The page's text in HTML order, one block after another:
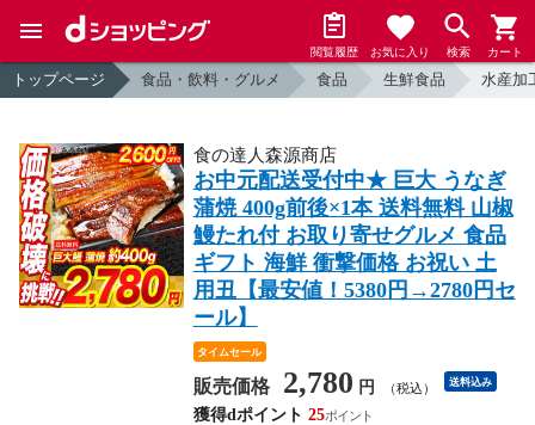
閲覧履歴 お気に入り 検索 カート
トップページ 食品・飲料・グルメ 食品 生鮮食品 水産加
食の達人森源商店
お中元配送受付中★ 巨大 うなぎ
蒲焼 400g前後×1本 送料無料 山椒
鰻たれ付 お取り寄せグルメ 食品
ギフト 海鮮 衝撃価格 お祝い 土
用丑【最安値！5380円→2780円セ
ール】
タイムセール
販売価格 2,780 円 （税込） 送料込み
獲得dポイント 25